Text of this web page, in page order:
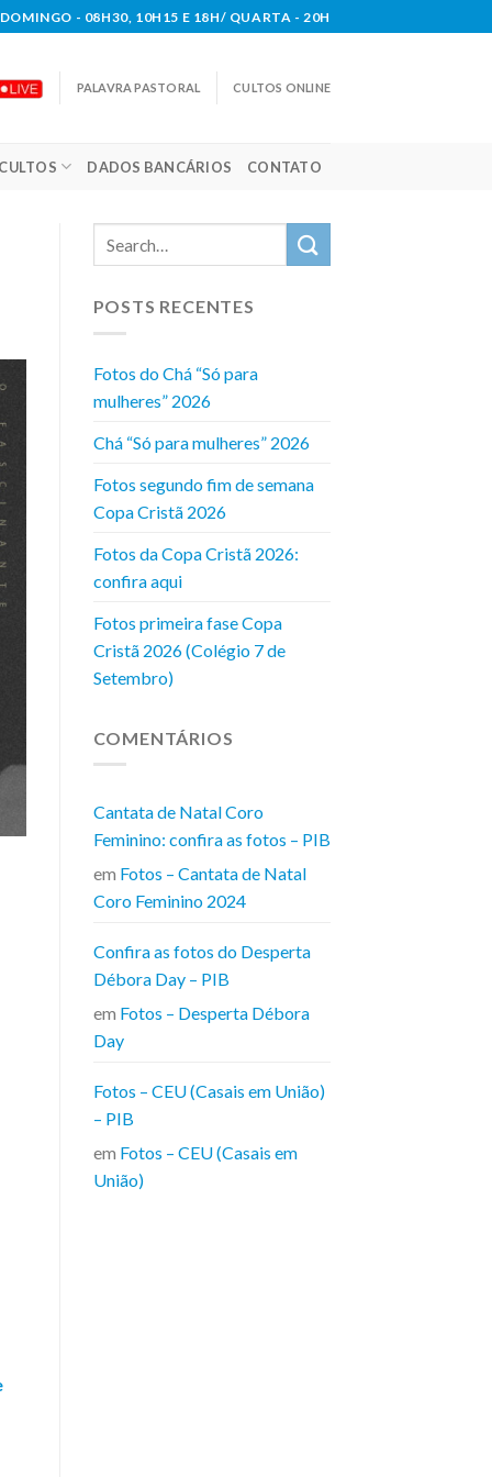
- 08H30, 10H15 E 18H/ QUARTA - 20H
PALAVRA PASTORAL CULTOS ONLINE
DADOS BANCÁRIOS CONTATO
POSTS RECENTES
Fotos do Chá “Só para
mulheres” 2026
Chá “Só para mulheres” 2026
Fotos segundo fim de semana
Copa Cristã 2026
Fotos da Copa Cristã 2026:
confira aqui
Fotos primeira fase Copa
Cristã 2026 (Colégio 7 de
Setembro)
COMENTÁRIOS
Cantata de Natal Coro
Feminino: confira as fotos – PIB
em Fotos – Cantata de Natal
Coro Feminino 2024
Confira as fotos do Desperta
Débora Day – PIB
em Fotos – Desperta Débora
Day
Fotos – CEU (Casais em União)
– PIB
em Fotos – CEU (Casais em
União)